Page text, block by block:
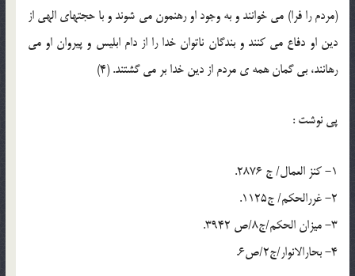
(مردم را فرا) می خوانند و به وجود او رهنمون می شوند و با حجتهای الهی از
دین او دفاع می کنند و بندگان ناتوان خدا را از دام ابلیس و پیروان او می
رهانند، بی گمان همه ی مردم از دین خدا بر می گشتند. (4)
پي نوشت :
1- کنز العمال/ ج 2876.
2- غررالحکم/ ج1125.
3- میزان الحکم/ج8/ص 3942.
4- بحارالانوار/ج2/ص6.